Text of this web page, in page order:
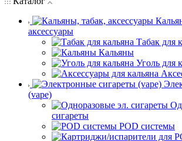
аксессуары
Табак для
Кальяны
Уголь для
(vape)
сигареты
POD системы